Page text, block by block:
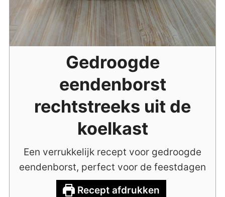
Gedroogde
eendenborst
rechtstreeks uit de
koelkast
Een verrukkelijk recept voor gedroogde
eendenborst, perfect voor de feestdagen
Recept afdrukken